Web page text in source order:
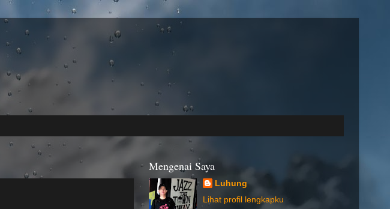
Mengenai Saya
Luhung
Lihat profil lengkapku